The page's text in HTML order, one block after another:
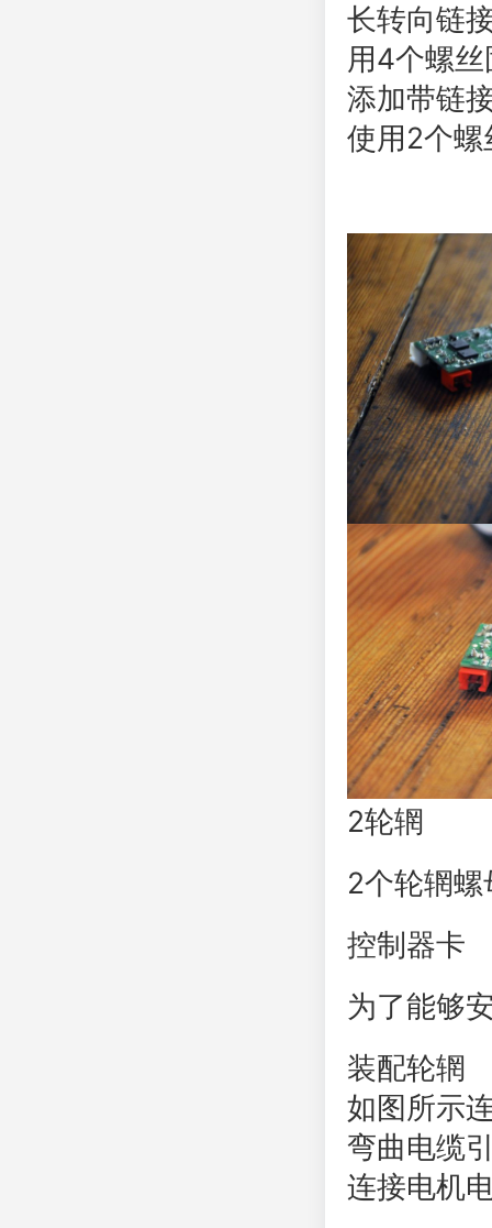
长转向链
用4个螺
添加带链
使用2个
2轮辋
2个轮辋螺
控制器卡
为了能够
装配轮辋
如图所示
弯曲电缆
连接电机